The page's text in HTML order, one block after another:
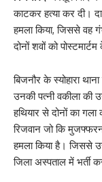
काटकर हत्या कर दी।
हमला किया, जिससे वह
दोनों शवों को
बिजनौर के स्योहारा
उनकी पत्नी वकीला की
हथियार से दोनों का गला
रिजवान जो कि
हमला किया है। जिससे
जिला अस्पताल में भर्ती